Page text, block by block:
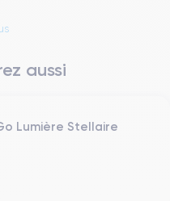
aussi
Lumière Stellaire